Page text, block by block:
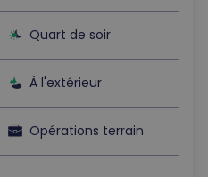
Quart de soir
À l'extérieur
Opérations terrain